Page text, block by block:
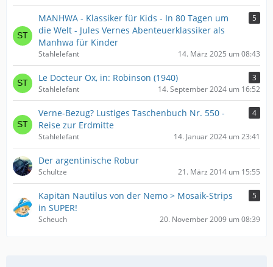
MANHWA - Klassiker für Kids - In 80 Tagen um
die Welt - Jules Vernes Abenteuerklassiker als
Manhwa für Kinder
5
Stahlelefant 14. März 2025 um 08:43
Le Docteur Ox, in: Robinson (1940)
3
Stahlelefant
14. September 2024 um 16:52
Verne-Bezug? Lustiges Taschenbuch Nr. 550 -
Reise zur Erdmitte
4
Stahlelefant 14. Januar 2024 um 23:41
Der argentinische Robur
Schultze 21. März 2014 um 15:55
Kapitän Nautilus von der Nemo > Mosaik-Strips
in SUPER!
5
Scheuch 20. November 2009 um 08:39